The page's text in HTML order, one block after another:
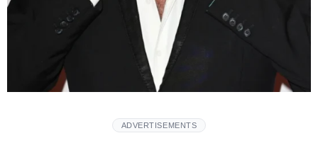
ADVERTISEMENTS